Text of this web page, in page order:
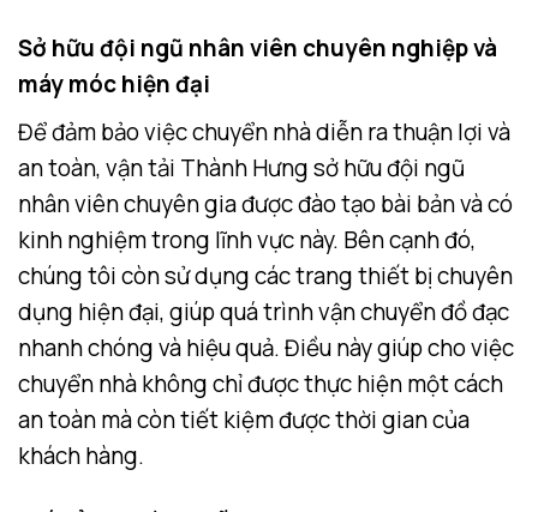
Sở hữu đội ngũ nhân viên chuyên nghiệp và
máy móc hiện đại
Để đảm bảo việc chuyển nhà diễn ra thuận lợi và
an toàn, vận tải Thành Hưng sở hữu đội ngũ
nhân viên chuyên gia được đào tạo bài bản và có
kinh nghiệm trong lĩnh vực này. Bên cạnh đó,
chúng tôi còn sử dụng các trang thiết bị chuyên
dụng hiện đại, giúp quá trình vận chuyển đồ đạc
nhanh chóng và hiệu quả. Điều này giúp cho việc
chuyển nhà không chỉ được thực hiện một cách
an toàn mà còn tiết kiệm được thời gian của
khách hàng.